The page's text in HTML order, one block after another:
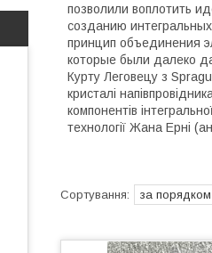
позволили воплотить
созданию
принцип объединения
которые были далеко
Курту Леговецу з
кристалі
компонентів
технології Жана Ерні